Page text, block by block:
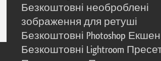
Безкоштовні необроблені
зображення для ретуші
Безкоштовні Photoshop
Безкоштовні Lightroom